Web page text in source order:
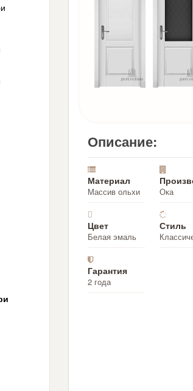
Описание:
Материал
Массив ольхи Ока
Цвет
Белая эмаль
Стиль
Гарантия
2 года